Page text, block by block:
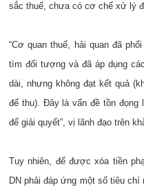
sắc thuế, chưa có cơ chế xử lý
“Cơ quan thuế, hải quan đã
tìm đối tượng và đã áp dụng
dài, nhưng không đạt kết quả
để thu). Đây là vấn đề tồn
để giải quyết”, vị lãnh đạo trên
Tuy nhiên, để được xóa tiền
DN phải đáp ứng một số tiêu